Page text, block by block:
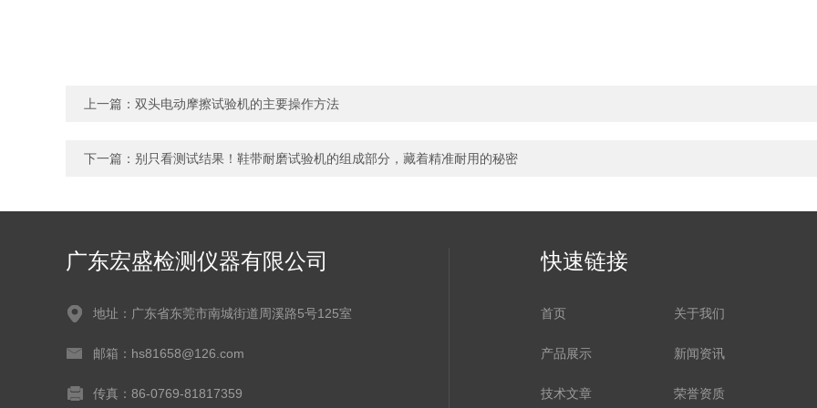
上一篇： 双头电动摩擦试验机的主要操作方法
下一篇： 别只看测试结果！鞋带耐磨试验机的组成部分，藏着精准耐用的秘密
广东宏盛检测仪器有限公司
地址：广东省东莞市南城街道周溪路5号125室
邮箱：hs81658@126.com
传真：86-0769-81817359
快速链接
首页 关于我们
产品展示 新闻资讯
技术文章 荣誉资质